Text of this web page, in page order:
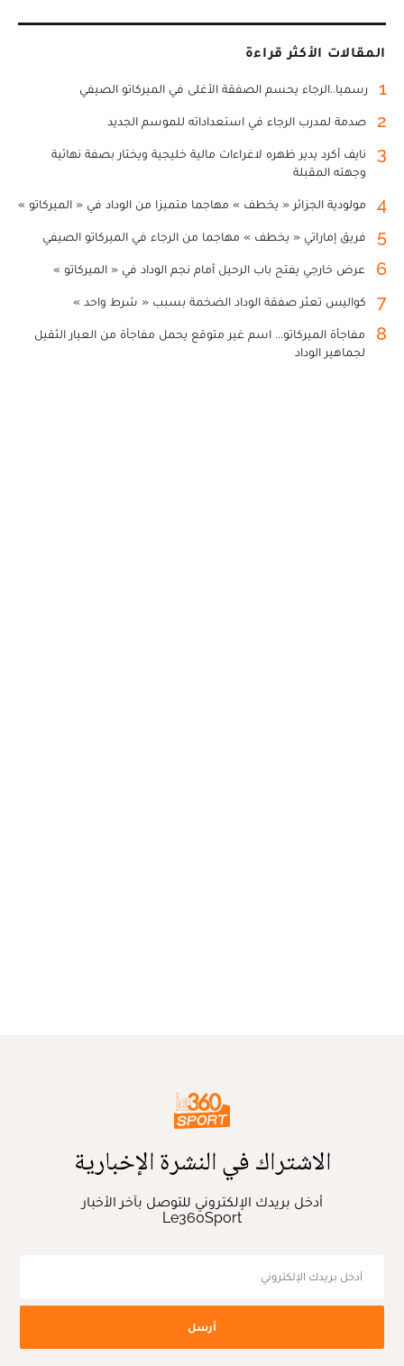
المقالات الأكثر قراءة
1 رسميا..الرجاء يحسم الصفقة الأغلى في الميركاتو الصيفي
2 صدمة لمدرب الرجاء في استعداداته للموسم الجديد
3
نايف أكرد يدير ظهره لاغراءات مالية خليجية ويختار بصفة نهائية
وجهته المقبلة
4 مولودية الجزائر « يخطف » مهاجما متميزا من الوداد في « الميركاتو »
5 فريق إماراتي « يخطف » مهاجما من الرجاء في الميركاتو الصيفي
6 عرض خارجي يفتح باب الرحيل أمام نجم الوداد في « الميركاتو »
7 كواليس تعثر صفقة الوداد الضخمة بسبب « شرط واحد »
8
مفاجأة الميركاتو... اسم غير متوقع يحمل مفاجأة من العيار الثقيل
لجماهير الوداد
الاشتراك في النشرة الإخبارية
أدخل بريدك الإلكتروني للتوصل بآخر الأخبار
Le360Sport
أرسل